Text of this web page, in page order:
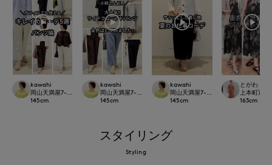
kawahi
岡山天満屋7-IDconcept.
145cm
kawahi
岡山天満屋7-IDconcept.
145cm
kawahi
岡山天満屋7-IDconcept.
145cm
とがわ
上本町近鉄
163cm
スタイリング
Styling